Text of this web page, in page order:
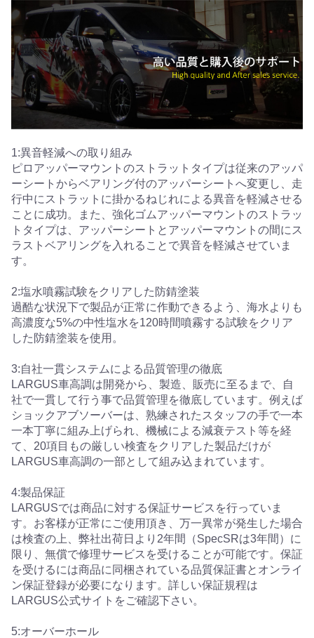
1:異音軽減への取り組み
ピロアッパーマウントのストラットタイプは従来のアッパ
ーシートからベアリング付のアッパーシートへ変更し、走
行中にストラットに掛かるねじれによる異音を軽減させる
ことに成功。また、強化ゴムアッパーマウントのストラッ
トタイプは、アッパーシートとアッパーマウントの間にス
ラストベアリングを入れることで異音を軽減させていま
す。
2:塩水噴霧試験をクリアした防錆塗装
過酷な状況下で製品が正常に作動できるよう、海水よりも
高濃度な5%の中性塩水を120時間噴霧する試験をクリア
した防錆塗装を使用。
3:自社一貫システムによる品質管理の徹底
LARGUS車高調は開発から、製造、販売に至るまで、自
社で一貫して行う事で品質管理を徹底しています。例えば
ショックアブソーバーは、熟練されたスタッフの手で一本
一本丁寧に組み上げられ、機械による減衰テスト等を経
て、20項目もの厳しい検査をクリアした製品だけが
LARGUS車高調の一部として組み込まれています。
4:製品保証
LARGUSでは商品に対する保証サービスを行っていま
す。お客様が正常にご使用頂き、万一異常が発生した場合
は検査の上、弊社出荷日より2年間（SpecSRは3年間）に
限り、無償で修理サービスを受けることが可能です。保証
を受けるには商品に同梱されている品質保証書とオンライ
ン保証登録が必要になります。詳しい保証規程は
LARGUS公式サイトをご確認下さい。
5:オーバーホール